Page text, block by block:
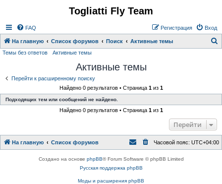
Togliatti Fly Team
FAQ Вход
Регистрация
На главную Список форумов Поиск Активные темы
Темы без ответов Активные темы
Активные темы
Перейти к расширенному поиску
Найдено 0 результатов • Страница 1из 1
Подходящих тем или сообщений не найдено.
Найдено 0 результатов • Страница 1из 1
Перейти
На главную Список форумов Часовой пояс: UTC+04:00
Создано на основе phpBB® Forum Software © phpBB Limited
Русская поддержка phpBB
Моды и расширения phpBB